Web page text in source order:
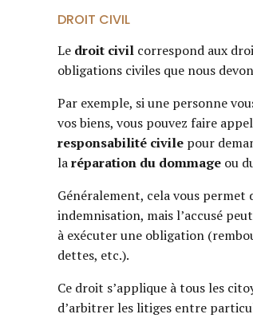
DROIT CIVIL
Le droit civil correspond aux
obligations civiles que nous
Par exemple, si une personne
vos biens, vous pouvez faire
responsabilité civile pour
laréparation du dommage ou
Généralement, cela vous permet
indemnisation, mais l’accusé
à exécuter une obligation
dettes, etc.).
Ce droit s’applique à tous les
d’arbitrer les litiges entre